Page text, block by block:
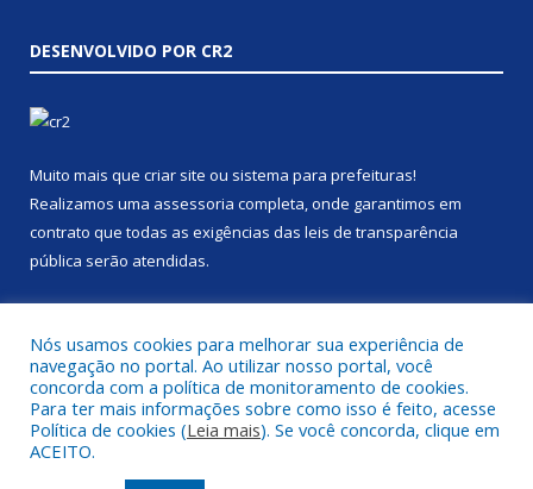
DESENVOLVIDO POR CR2
Muito mais que criar site ou sistema para prefeituras!
Realizamos uma assessoria completa, onde garantimos em
contrato que todas as exigências das leis de transparência
pública serão atendidas.
Todos os direitos reservados a Prefeitura Municipal de Anapu.
Nós usamos cookies para melhorar sua experiência de
navegação no portal. Ao utilizar nosso portal, você
concorda com a política de monitoramento de cookies.
Para ter mais informações sobre como isso é feito, acesse
Política de cookies (Leia mais). Se você concorda, clique em
ACEITO.